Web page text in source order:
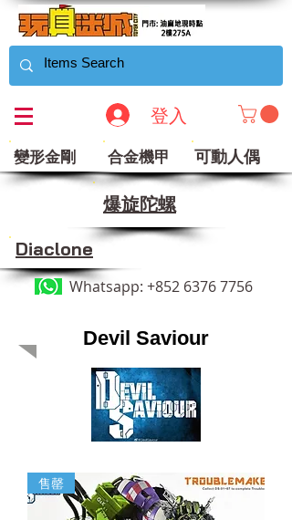
登入
變形金剛 合金機甲 可動人偶
​爆旋陀螺
Diaclone
Whatsapp: +852 6376 7756
Devil Saviour
售罄